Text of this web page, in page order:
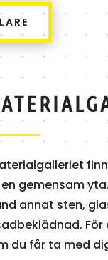
gemensam
annat sten,
du får ta med